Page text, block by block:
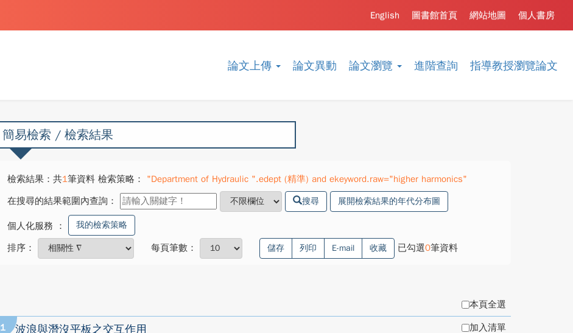
論文上傳 論文異動 論文瀏覽 進階查詢 指導教授瀏覽論文
個人書房
網站地圖
圖書館首頁
English
簡易檢索 / 檢索結果
檢索結果：共1筆資料 檢索策略：
"Department of Hydraulic ".edept (精準) and ekeyword.raw="higher harmonics"
在搜尋的結果範圍內查詢：
搜尋 展開檢索結果的年代分布圖
個人化服務 ： 我的檢索策略
排序： 每頁筆數： 儲存 列印 E-mail 收藏 已勾選0筆資料
本頁全選
1 波浪與潛沒平板之交互作用 加入清單